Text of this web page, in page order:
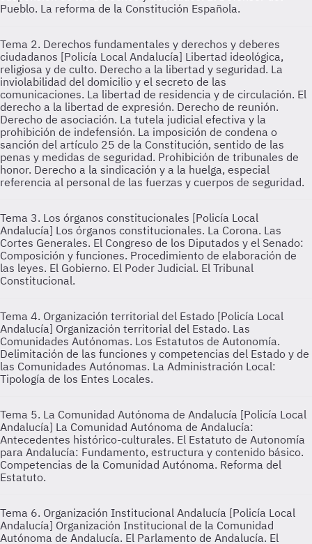
Pueblo. La reforma de la Constitución Española.
Tema 2. Derechos fundamentales y derechos y deberes
ciudadanos [Policía Local Andalucía] Libertad ideológica,
religiosa y de culto. Derecho a la libertad y seguridad. La
inviolabilidad del domicilio y el secreto de las
comunicaciones. La libertad de residencia y de circulación. El
derecho a la libertad de expresión. Derecho de reunión.
Derecho de asociación. La tutela judicial efectiva y la
prohibición de indefensión. La imposición de condena o
sanción del artículo 25 de la Constitución, sentido de las
penas y medidas de seguridad. Prohibición de tribunales de
honor. Derecho a la sindicación y a la huelga, especial
referencia al personal de las fuerzas y cuerpos de seguridad.
Tema 3. Los órganos constitucionales [Policía Local
Andalucía] Los órganos constitucionales. La Corona. Las
Cortes Generales. El Congreso de los Diputados y el Senado:
Composición y funciones. Procedimiento de elaboración de
las leyes. El Gobierno. El Poder Judicial. El Tribunal
Constitucional.
Tema 4. Organización territorial del Estado [Policía Local
Andalucía] Organización territorial del Estado. Las
Comunidades Autónomas. Los Estatutos de Autonomía.
Delimitación de las funciones y competencias del Estado y de
las Comunidades Autónomas. La Administración Local:
Tipología de los Entes Locales.
Tema 5. La Comunidad Autónoma de Andalucía [Policía Local
Andalucía] La Comunidad Autónoma de Andalucía:
Antecedentes histórico-culturales. El Estatuto de Autonomía
para Andalucía: Fundamento, estructura y contenido básico.
Competencias de la Comunidad Autónoma. Reforma del
Estatuto.
Tema 6. Organización Institucional Andalucía [Policía Local
Andalucía] Organización Institucional de la Comunidad
Autónoma de Andalucía. El Parlamento de Andalucía. El